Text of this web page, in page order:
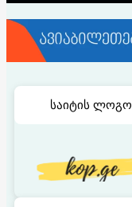
საიტის ლოგო